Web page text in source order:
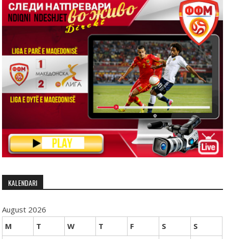
KALENDARI
August 2026
M
T W T F S S